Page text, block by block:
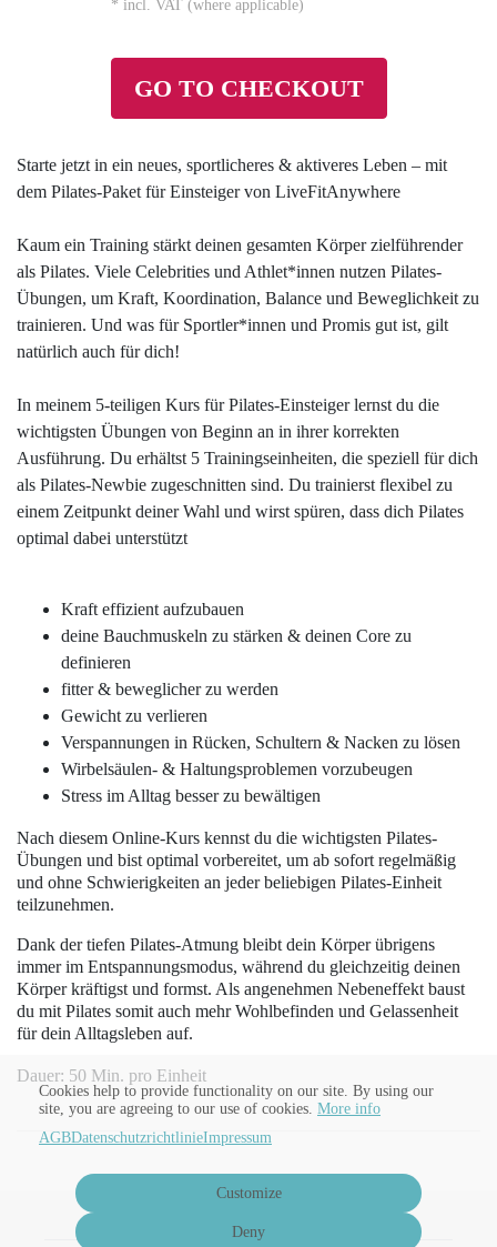
* incl. VAT (where applicable)
GO TO CHECKOUT
Starte jetzt in ein neues, sportlicheres & aktiveres Leben – mit
dem Pilates-Paket für Einsteiger von LiveFitAnywhere
Kaum ein Training stärkt deinen gesamten Körper zielführender
als Pilates. Viele Celebrities und Athlet*innen nutzen Pilates-
Übungen, um Kraft, Koordination, Balance und Beweglichkeit zu
trainieren. Und was für Sportler*innen und Promis gut ist, gilt
natürlich auch für dich!
In meinem 5-teiligen Kurs für Pilates-Einsteiger lernst du die
wichtigsten Übungen von Beginn an in ihrer korrekten
Ausführung. Du erhältst 5 Trainingseinheiten, die speziell für dich
als Pilates-Newbie zugeschnitten sind. Du trainierst flexibel zu
einem Zeitpunkt deiner Wahl und wirst spüren, dass dich Pilates
optimal dabei unterstützt
Kraft effizient aufzubauen
deine Bauchmuskeln zu stärken & deinen Core zu
definieren
fitter & beweglicher zu werden
Gewicht zu verlieren
Verspannungen in Rücken, Schultern & Nacken zu lösen
Wirbelsäulen- & Haltungsproblemen vorzubeugen
Stress im Alltag besser zu bewältigen
Nach diesem Online-Kurs kennst du die wichtigsten Pilates-
Übungen und bist optimal vorbereitet, um ab sofort regelmäßig
und ohne Schwierigkeiten an jeder beliebigen Pilates-Einheit
teilzunehmen.
Dank der tiefen Pilates-Atmung bleibt dein Körper übrigens
immer im Entspannungsmodus, während du gleichzeitig deinen
Körper kräftigst und formst. Als angenehmen Nebeneffekt baust
du mit Pilates somit auch mehr Wohlbefinden und Gelassenheit
für dein Alltagsleben auf.
Dauer: 50 Min. pro Einheit
Cookies help to provide functionality on our site. By using our
site, you are agreeing to our use of cookies. More info
AGBDatenschutzrichtlinieImpressum
Customize
Deny